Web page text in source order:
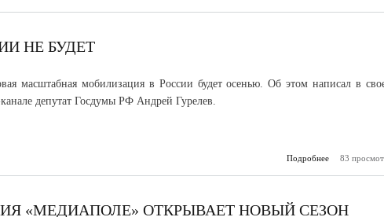
НЕ БУДЕТ
масштабная мобилизация в России будет осенью. Об этом написал в
депутат Госдумы РФ Андрей Гурелев.
Подробнее
о
83
«МЕДИАПОЛЕ» ОТКРЫВАЕТ НОВЫЙ СЕЗОН